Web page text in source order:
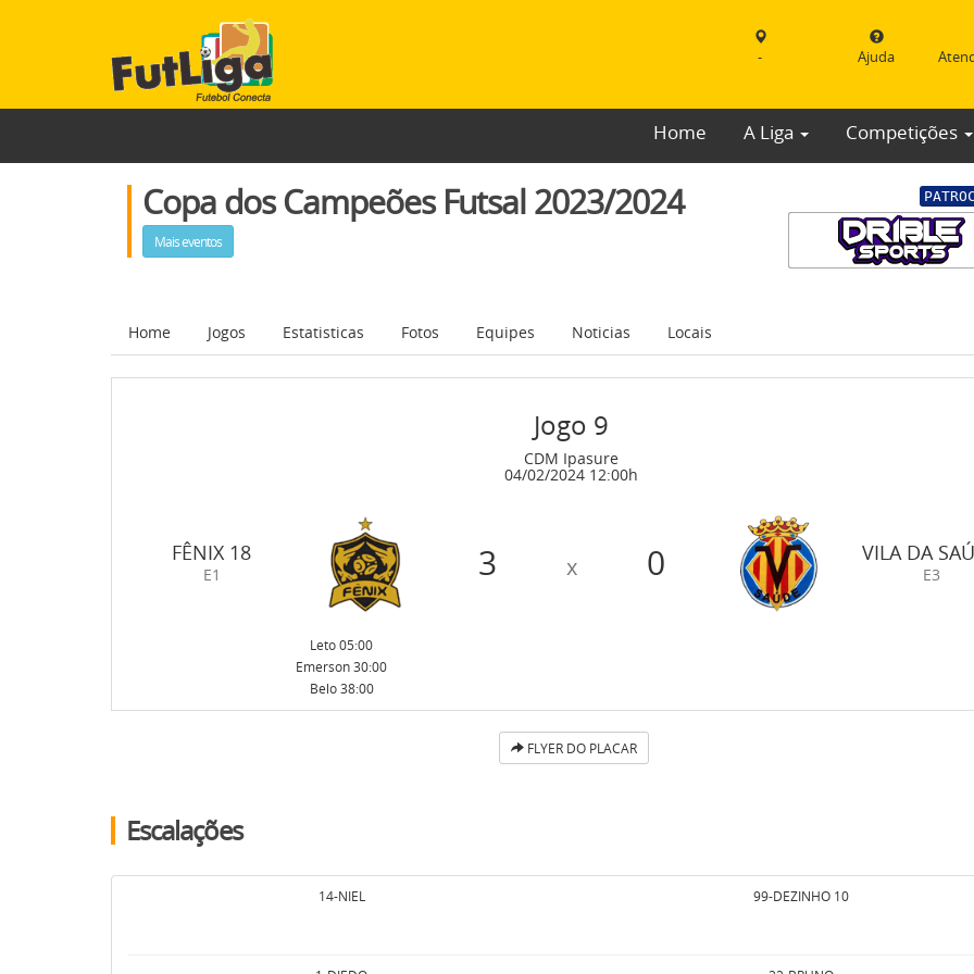
- Ajuda
Home A Liga Competições
Copa dos Campeões Futsal 2023/2024
Mais eventos
Home Jogos Estatisticas Fotos Equipes Noticias Locais
Jogo 9
CDM Ipasure
04/02/2024 12:00h
FÊNIX 18
E1
VILA DA
E3
3 x 0
Leto 05:00
Emerson 30:00
Belo 38:00
FLYER DO PLACAR
Escalações
14-NIEL 99-DEZINHO 10